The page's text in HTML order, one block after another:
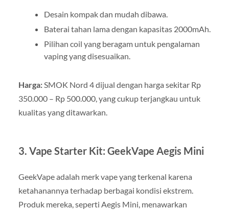
Desain kompak dan mudah dibawa.
Baterai tahan lama dengan kapasitas 2000mAh.
Pilihan coil yang beragam untuk pengalaman
vaping yang disesuaikan.
Harga:SMOK Nord 4 dijual dengan harga sekitar Rp
350.000 – Rp 500.000, yang cukup terjangkau untuk
kualitas yang ditawarkan.
3. Vape Starter Kit: GeekVape Aegis Mini
GeekVape adalah merk vape yang terkenal karena
ketahanannya terhadap berbagai kondisi ekstrem.
Produk mereka, seperti Aegis Mini, menawarkan